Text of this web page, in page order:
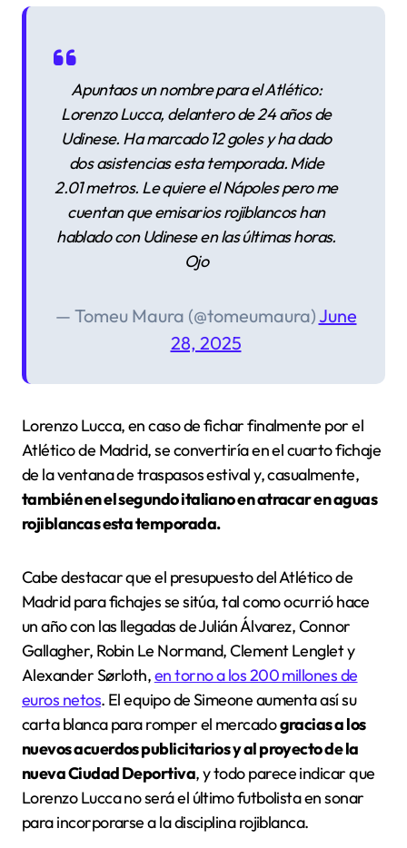
Apuntaos un nombre para el Atlético:
Lorenzo Lucca, delantero de 24 años de
Udinese. Ha marcado 12 goles y ha dado
dos asistencias esta temporada. Mide
2.01 metros. Le quiere el Nápoles pero me
cuentan que emisarios rojiblancos han
hablado con Udinese en las últimas horas.
Ojo
— Tomeu Maura (@tomeumaura)June
28, 2025
Lorenzo Lucca, en caso de fichar finalmente por el
Atlético de Madrid, se convertiría en el cuarto fichaje
de la ventana de traspasos estival y, casualmente,
también en el segundo italiano en atracar en aguas
rojiblancas esta temporada.
Cabe destacar que el presupuesto del Atlético de
Madrid para fichajes se sitúa, tal como ocurrió hace
un año con las llegadas de Julián Álvarez, Connor
Gallagher, Robin Le Normand, Clement Lenglet y
Alexander Sørloth,en torno a los 200 millones de
euros netos. El equipo de Simeone aumenta así su
carta blanca para romper el mercadogracias a los
nuevos acuerdos publicitarios y al proyecto de la
nueva Ciudad Deportiva, y todo parece indicar que
Lorenzo Lucca no será el último futbolista en sonar
para incorporarse a la disciplina rojiblanca.